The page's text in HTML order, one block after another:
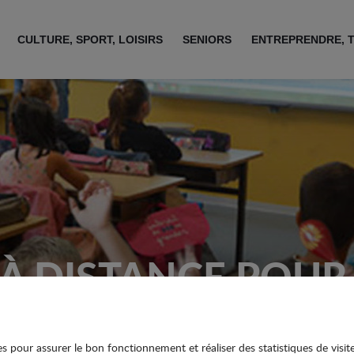
pour assurer le bon fonctionnement et réaliser des statistiques de
CULTURE, SPORT, LOISIRS SENIORS ENTREPRENDRE,
DISTANCE